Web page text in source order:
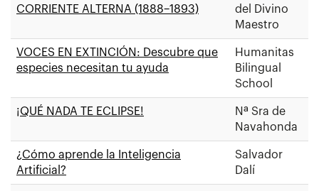
CORRIENTE ALTERNA (1888–1893)
del Divino
Maestro
VOCES EN EXTINCIÓN: Descubre que
especies necesitan tu ayuda
Humanitas
Bilingual
School
¡QUÉ NADA TE ECLIPSE!
Nª Sra de
Navahonda
¿Cómo aprende la Inteligencia
Artificial?
Salvador
Dalí